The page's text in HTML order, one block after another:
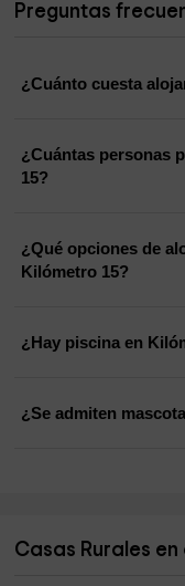
Preguntas
¿Cuánto cuesta
¿Cuántas personas
15?
¿Qué opciones de
Kilómetro 15?
¿Hay piscina en
¿Se admiten
Casas Rurales